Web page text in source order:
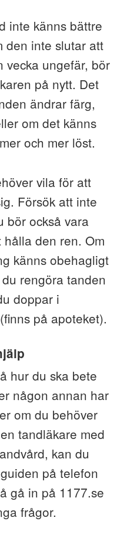
inte känns bättre
den inte slutar att
vecka ungefär, bör
på nytt. Det
ändrar färg,
om det känns
och mer löst.
vila för att
Försök att inte
bör också vara
den ren. Om
känns obehagligt
rengöra tanden
doppar i
på apoteket).
hur du ska bete
någon annan har
om du behöver
tandläkare med
kan du
på telefon
gå in på 1177.se
frågor.